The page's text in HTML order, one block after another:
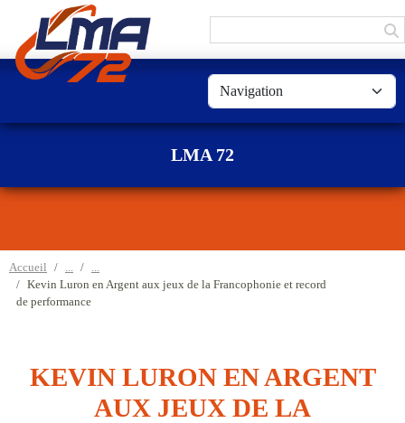
LMA 72
Accueil
Kevin Luron en Argent aux jeux de la Francophonie et record
de performance
KEVIN LURON EN ARGENT
AUX JEUX DE LA
Panneau de gestion des cookies